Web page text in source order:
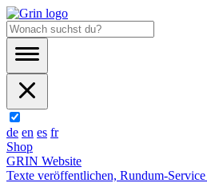
de en es fr
Shop
GRIN Website
Texte veröffentlichen, Rundum-Service